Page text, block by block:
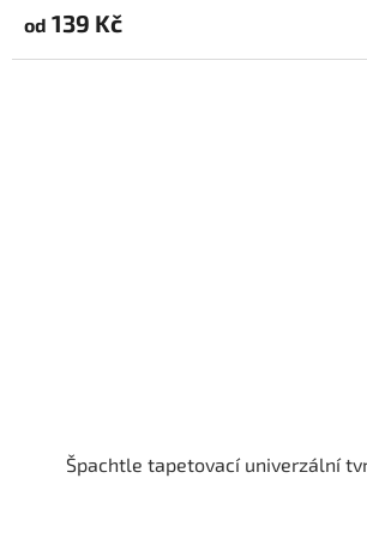
od 139 Kč
Špachtle tapetovací univerzální